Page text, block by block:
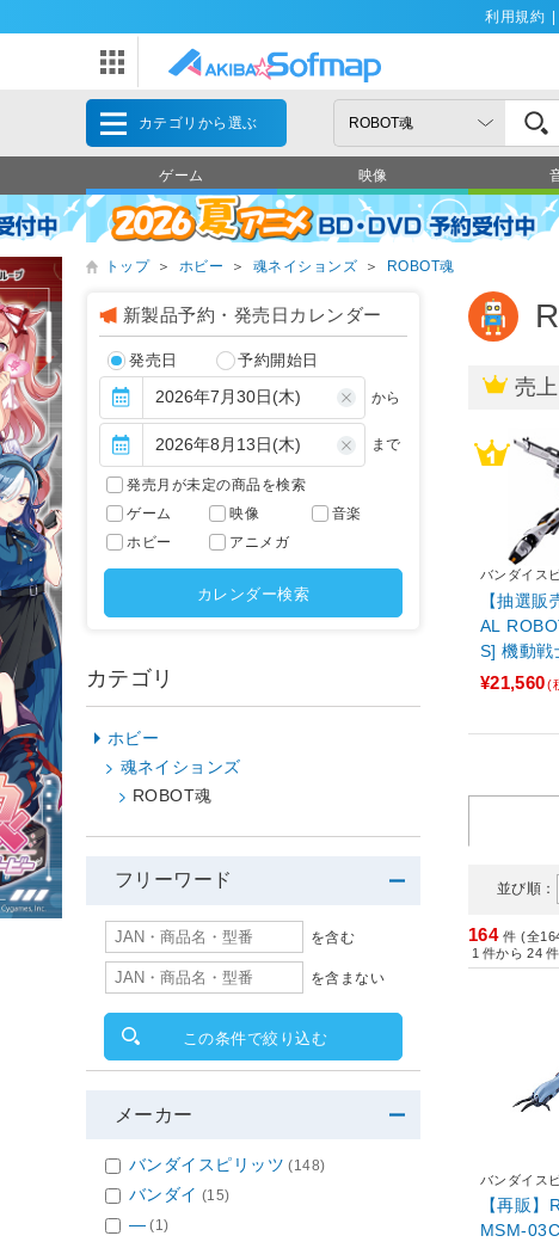
利用規約
カテゴリから選ぶ
ゲーム 映像
トップ ＞ ホビー ＞ 魂ネイションズ ＞ ROBOT魂
売
バンダイス
【抽選
AL
S] 機動戦
襲のシャ
¥21,560(
並び順：
164 件 (全
1 件から 24
バンダイス
【再販
MSM-
新製品予約・発売日カレンダー
発売日 予約開始日
から
まで
発売月が未定の商品を検索
ゲーム
映像
音楽
ホビー
アニメガ
カレンダー検索
カテゴリ
ホビー
魂ネイションズ
ROBOT魂
フリーワード
を含む
を含まない
この条件で絞り込む
メーカー
バンダイスピリッツ (148)
バンダイ (15)
― (1)